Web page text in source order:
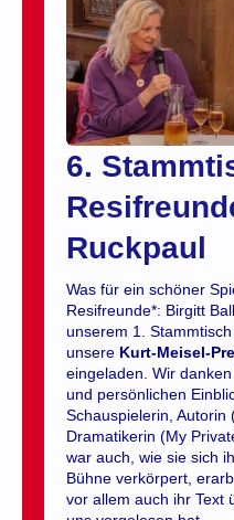
6.
Ruckpaul
Was für ein schöner
Resifreunde*: Birgitt
unserem 1.
unsere Kurt-Meisel-
eingeladen. Wir
und persönlichen
Schauspielerin, Autorin
Dramatikerin (My
war auch, wie sie sich
Bühne verkörpert,
vor allem auch ihr Text